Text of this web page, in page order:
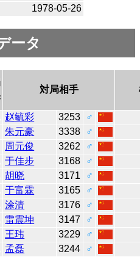
1978-05-26
ータ
対局相手
赵毓彩 3253
♂
朱元豪 3338
♂
周元俊 3262
♂
于佳步 3168
♂
胡晓 3171
♂
于富霖 3165
♂
涂清 3176
♂
雷震坤 3147
♂
王玮 3229
♂
孟磊 3244
♂